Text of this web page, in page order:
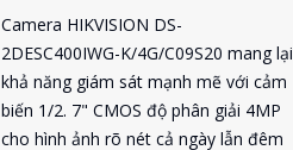
Camera HIKVISION DS-
2DESC400IWG-K/4G/C09S20 mang lại
khả năng giám sát mạnh mẽ với cảm
biến 1/2. 7" CMOS độ phân giải 4MP
cho hình ảnh rõ nét cả ngày lẫn đêm